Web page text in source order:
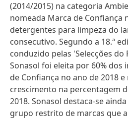
(2014/2015) na categoria
nomeada Marca de Confiança
detergentes para limpeza do
consecutivo. Segundo a 18.ª
conduzido pelas 'Selecções do
Sonasol foi eleita por 60% dos
de Confiança no ano de 2018
crescimento na percentagem
2018. Sonasol destaca-se
grupo restrito de marcas que